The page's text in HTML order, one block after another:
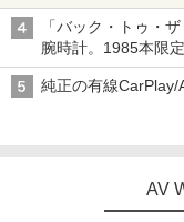
「バック・トゥ・
腕時計。1985本限定
純正の有線CarPlay/
AV